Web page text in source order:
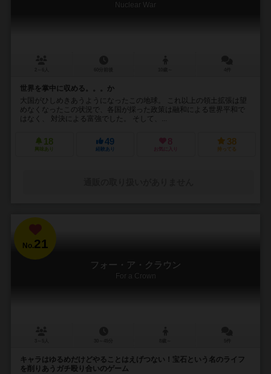
Nuclear War
世界を掌中に収める。。。か
大国がひしめきあうようになったこの地球。 これ以上の領土拡張は望
めなくなったこの状況で、各国が採った政策は融和による世界平和で
はなく、 対決による富強でした。 そして、...
18
興味あり
49
経験あり
8
お気に入り
38
持ってる
No.21
フォー・ア・クラウン
For a Crown
キャラはゆるめだけどやることはえげつない！宝石という名のライフ
を削りあうガチ殴り合いのゲーム